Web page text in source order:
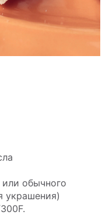
обычного
украшения)